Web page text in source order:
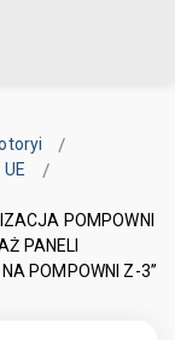
POMPOWNI
PANELI
POMPOWNI Z-3”